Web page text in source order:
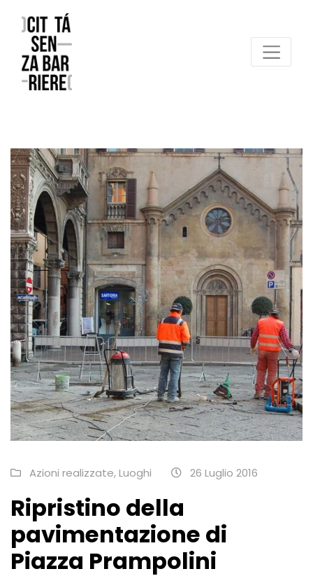
Reggio Emilia Città senza barriere
Azioni realizzate,Luoghi 26 Luglio 2016
Ripristino della
pavimentazione di
Piazza Prampolini